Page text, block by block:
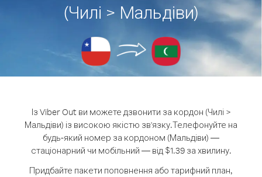
(Чилі > Мальдіви)
Із Viber Out ви можете дзвонити за кордон (Чилі >
Мальдіви) із високою якістю зв'язку.Телефонуйте на
будь-який номер за кордоном (Мальдіви) —
стаціонарний чи мобільний — від $1.39 за хвилину.
Придбайте пакети поповнення або тарифний план,